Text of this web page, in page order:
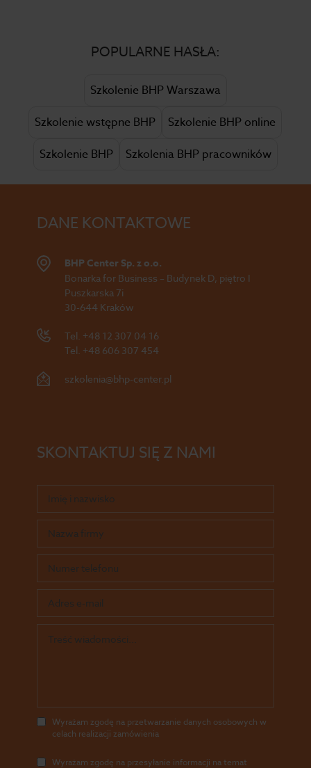
POPULARNE HASŁA:
Szkolenie BHP Warszawa
Szkolenie wstępne BHP
Szkolenie BHP online
Szkolenie BHP
Szkolenia BHP pracowników
DANE KONTAKTOWE
BHP Center Sp. z o.o.
Bonarka for Business – Budynek D, piętro I
Puszkarska 7i
30-644 Kraków
Tel. +48 12 307 04 16
Tel. +48 606 307 454
szkolenia@bhp-center.pl
SKONTAKTUJ SIĘ Z NAMI
Wyrażam zgodę na przetwarzanie danych osobowych w
celach realizacji zamówienia
Wyrażam zgodę na przesyłanie informacji na temat